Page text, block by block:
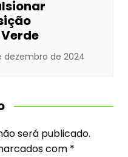
dezembro de 2024
será publicado.
com *